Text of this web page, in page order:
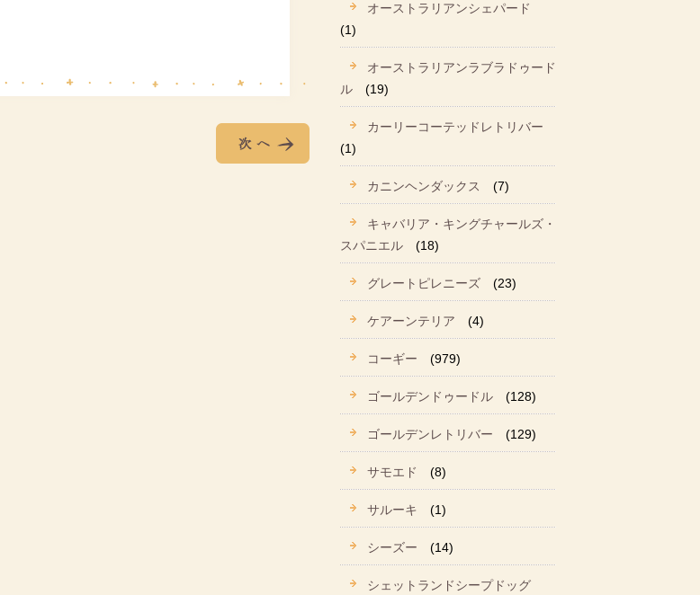
オーストラリアンシェパード
(1)
オーストラリアンラブラドゥード
ル
(19)
カーリーコーテッドレトリバー
(1)
カニンヘンダックス (7)
キャバリア・キングチャールズ・
スパニエル
(18)
グレートピレニーズ (23)
ケアーンテリア (4)
コーギー (979)
ゴールデンドゥードル (128)
ゴールデンレトリバー (129)
サモエド (8)
サルーキ (1)
シーズー (14)
シェットランドシープドッグ